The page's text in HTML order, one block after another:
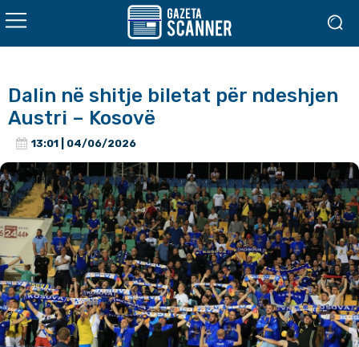
Dalin në shitje biletat për ndeshjen
Austri – Kosovë
13:01 | 04/06/2026